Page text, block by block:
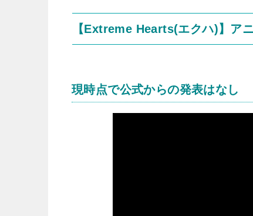
【Extreme Hearts(エクハ)】ア
現時点で公式からの発表はなし